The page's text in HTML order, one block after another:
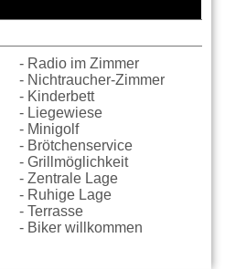
- Radio im Zimmer
- Nichtraucher-Zimmer
- Kinderbett
- Liegewiese
- Minigolf
- Brötchenservice
- Grillmöglichkeit
- Zentrale Lage
- Ruhige Lage
- Terrasse
- Biker willkommen